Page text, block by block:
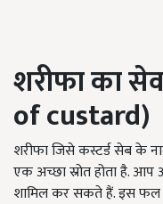
शरीफा का
of custard)
शरीफा जिसे कस्टर्ड सेब के
एक अच्छा स्रोत होता है.
शामिल कर सकते हैं. इस फल